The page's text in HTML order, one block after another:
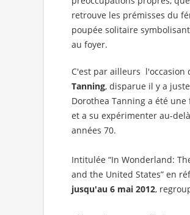
retrouve les prémisses du
poupée solitaire
au foyer.
C'est par ailleurs
Tanning, disparue il y a
Dorothea Tanning a été
et a su expérimenter au-
années 70.
Intitulée “In Wonderland:
and the United States” en
jusqu'au 6 mai 2012,